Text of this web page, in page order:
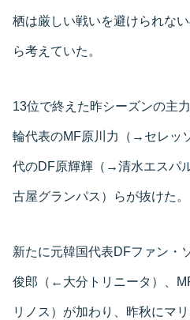
栖は厳しい戦いを避けられな
ら考えていた。
13位で終えた昨シーズンの主
輪代表のMF原川力（→セレッ
代のDF原輝輝（→清水エスパ
古屋グランパス）らが抜けた。
新たに元韓国代表DFファン・
俊郎（←大分トリニータ）、
リノス）が加わり、昨秋にマ